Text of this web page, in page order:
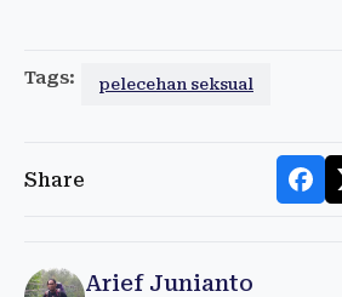
Tags: pelecehan seksual
Share
Arief Junianto